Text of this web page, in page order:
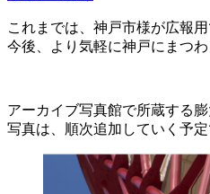
これまでは、神戸市様が広報
今後、より気軽に神戸にまつ
アーカイブ写真館で所蔵する
写真は、順次追加していく予定